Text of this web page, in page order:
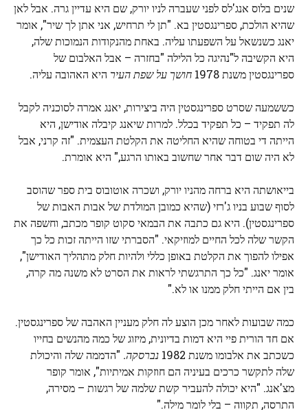
שנים בלוס אנג'לס לפני שעברה לניו יורק, שם היא עדיין גרה. אבל לאן
שהיא הולכת, ספרינגסטין בא. "תן לי תרחיש, אני אתן לך שיר", אומר
יאנג כשנשאל על השפעתו עליה. באחת מהנקודות הנמוכות שלה,
היא הקשיבה ל"נהיגה כל הלילה "בחזרה – אבל האלבום של
ספרינגסטין משנת 1978
חושך על שפת העיר היא האהובה עליה.
כששמעה שסרט ספרינגסטין היה ביצירות, יאנג אמרה לסוכניה לקבל
לה תפקיד – כל תפקיד בכלל. למרות שיאנג קיבלה אודישן, היא
הייתה די בטוחה שהיא החליטה את הקלטת העצמית. "זה קרני, אבל
לא היה שום דבר אחר שחשוב באותו הרגע," היא אומרת.
בייאושתה היא ברחה מהניו יורק, ושכרה אוטובוס בית ספר שהוסב
לסוף שבוע בניו ג'רזי (שהיא כמובן המולדת של אבות האבות של
ספרינגסטין). היא גם כתבה את הבמאי סקוט קופר מכתב, וחשפה את
הקשר שלה לכל החיים למוזיקאי. "הסברתי שזו הייתה זכות כל כך
אפילו להפוך את הקלטת באופן כללי ולהיות חלק מתהליך האודישן",
אומר יאנג. "כל כך התרגשתי לראות את הסרט לא משנה מה קרה,
בין אם הייתי חלק ממנו או לא."
כמה שבועות לאחר מכן הוצע לה חלק מעניין האהבה של ספרינגסטין.
אם חד הורית פיי היא דמות בדיונית, מיזוג של כמה מהנשים בחייו
כשכתב את אלבומו משנת 1982
נברסקה. "הדממה שלה והיכולת
שלה לתקשר כרכים בעיניה הם חוזקות אמיתיות", אומר קופר
מצ'אנג. "היא יכולה להעביר קשת שלמה של רגשות – מסירה,
התרסה, תקווה – בלי לומר מילה."